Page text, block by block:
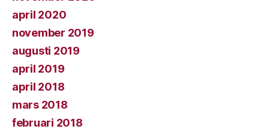
april 2020
november 2019
augusti 2019
april 2019
april 2018
mars 2018
februari 2018